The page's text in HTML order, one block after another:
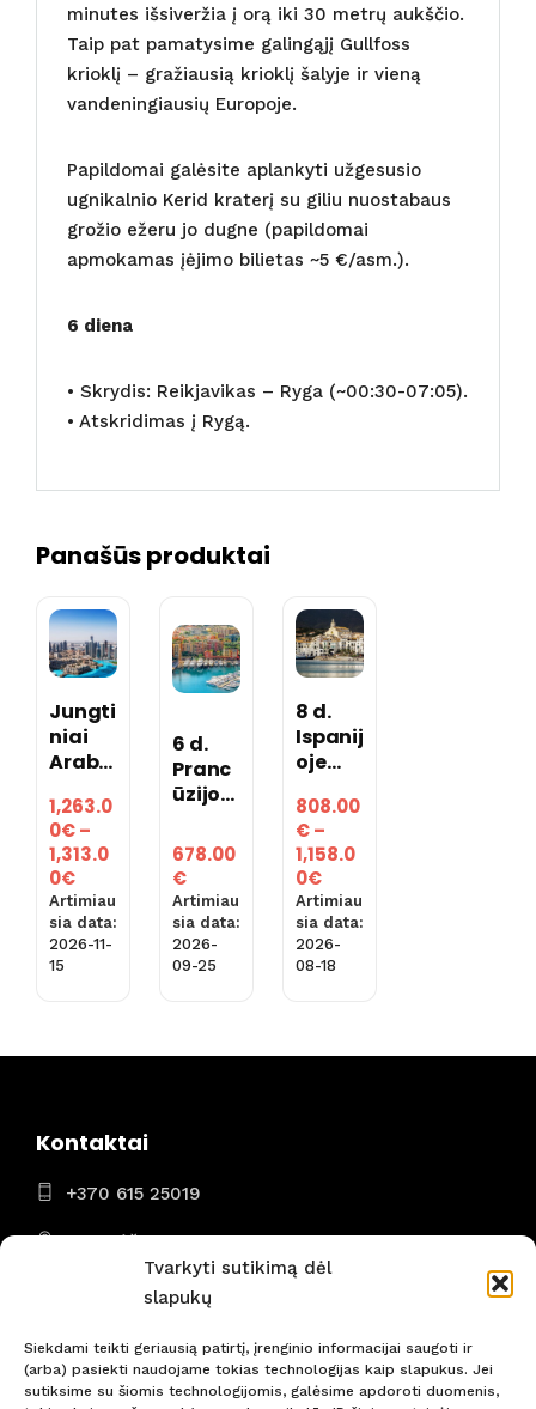
Tvarkyti sutikimą dėl
slapukų
Siekdami teikti geriausią patirtį, įrenginio informacijai saugoti ir
(arba) pasiekti naudojame tokias technologijas kaip slapukus. Jei
sutiksime su šiomis technologijomis, galėsime apdoroti duomenis,
minutes išsiveržia į orą iki 30 metrų aukščio.
Taip pat pamatysime galingąjį Gullfoss
krioklį – gražiausią krioklį šalyje ir vieną
vandeningiausių Europoje.
Papildomai galėsite aplankyti užgesusio
ugnikalnio Kerid kraterį su giliu nuostabaus
grožio ežeru jo dugne (papildomai
apmokamas įėjimo bilietas ~5 €/asm.).
6 diena
• Skrydis: Reikjavikas – Ryga (~00:30-07:05).
• Atskridimas į Rygą.
Panašūs produktai
Jungti
niai
Arabų
tai 12
d.
(skryd
is iš
Rygos
)
1,263.0
0€–
1,313.0
0€Price
range:
1,263.00€
through
Artimiau
sia data:
2026-11-
15
6 d.
Pranc
ūzijos
pakra
ntė –
Mona
kas –
Italija
(skryd
678.00
€
Artimiau
sia data:
2026-
09-25
8 d.
Ispanij
oje
a
Brava
/
Costa
del
Mares
me)
us su
808.00
€–
1,158.0
0€Price
range:
808.00€
through
1,158.00€
Artimiau
sia data:
2026-
08-18
Kontaktai
+370 615 25019
Panevėžys
I - VII 8:00 - 22:00